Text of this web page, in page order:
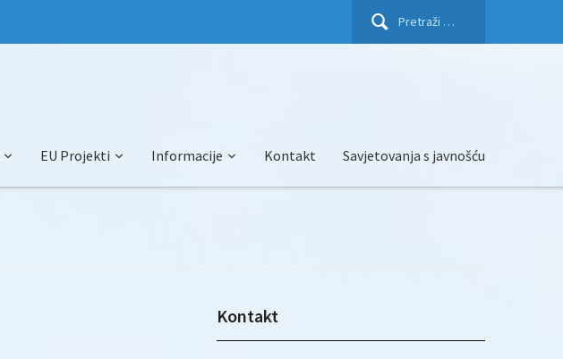
Pretraži:
EU Projekti Informacije Kontakt Savjetovanja s javnošću
Kontakt